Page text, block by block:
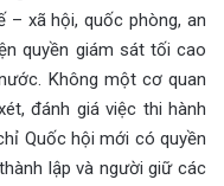
– xã hội, quốc phòng, an
quyền giám sát tối cao
Không một cơ quan
đánh giá việc thi hành
Quốc hội mới có quyền
lập và người giữ các